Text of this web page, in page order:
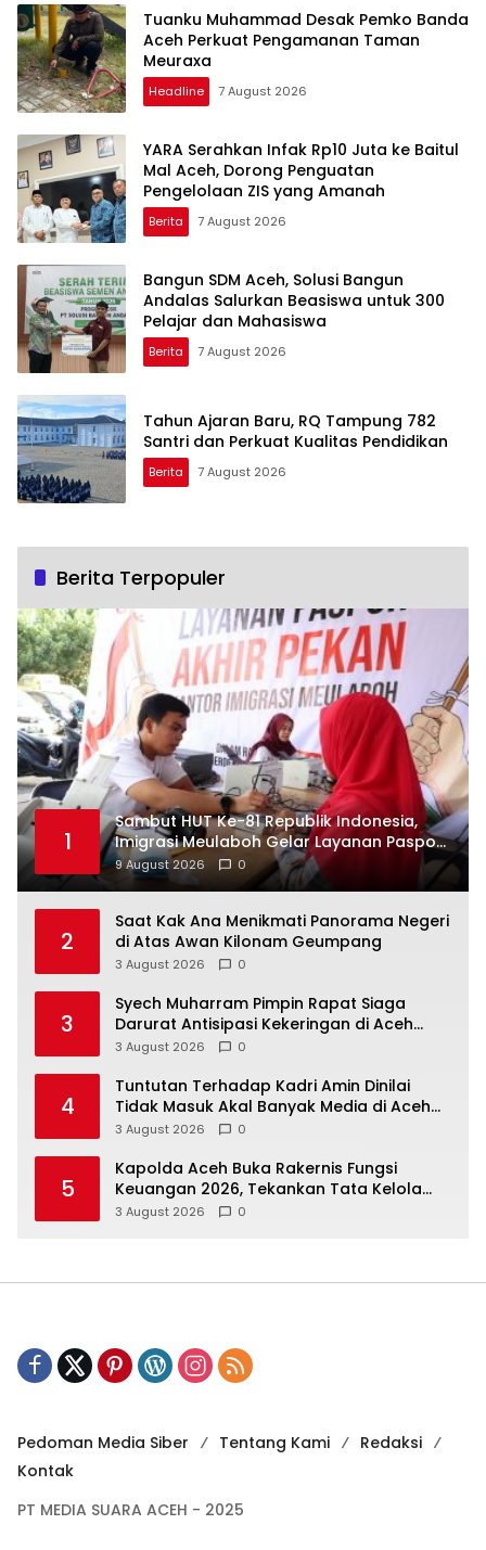
Tuanku Muhammad Desak Pemko Banda
Aceh Perkuat Pengamanan Taman
Meuraxa
Headline 7 August 2026
YARA Serahkan Infak Rp10 Juta ke Baitul
Mal Aceh, Dorong Penguatan
Pengelolaan ZIS yang Amanah
Berita 7 August 2026
Bangun SDM Aceh, Solusi Bangun
Andalas Salurkan Beasiswa untuk 300
Pelajar dan Mahasiswa
Berita 7 August 2026
Tahun Ajaran Baru, RQ Tampung 782
Santri dan Perkuat Kualitas Pendidikan
Berita 7 August 2026
Berita Terpopuler
1
Sambut HUT Ke-81 Republik Indonesia,
Imigrasi Meulaboh Gelar Layanan Paspor
Akhir Pekan
9 August 2026 0
2
Saat Kak Ana Menikmati Panorama Negeri
di Atas Awan Kilonam Geumpang
3 August 2026 0
3
Syech Muharram Pimpin Rapat Siaga
Darurat Antisipasi Kekeringan di Aceh
Besar
3 August 2026 0
4
Tuntutan Terhadap Kadri Amin Dinilai
Tidak Masuk Akal Banyak Media di Aceh
Berpotensi Jadi Korban Selanjutnya
3 August 2026 0
5
Kapolda Aceh Buka Rakernis Fungsi
Keuangan 2026, Tekankan Tata Kelola
Anggaran yang Profesional dan
3 August 2026 0
Pedoman Media Siber Tentang Kami
Redaksi
Kontak
PT MEDIA SUARA ACEH - 2025